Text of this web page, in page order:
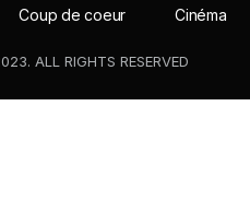
Coup de coeur Cinéma
ALL RIGHTS RESERVED